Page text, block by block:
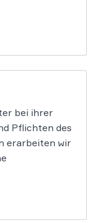
bei ihrer
Pflichten des
erarbeiten wir